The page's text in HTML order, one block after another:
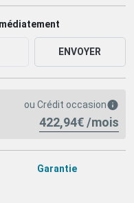
ENVOYER
ou Crédit occasion
422,94€ /mois
Garantie